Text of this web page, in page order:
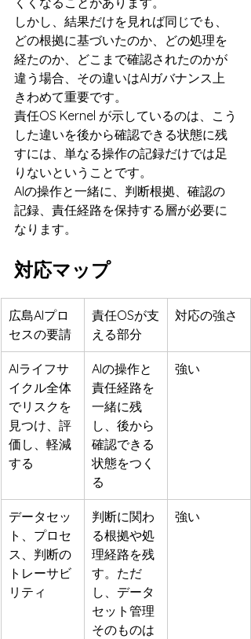
しかし、結果だけを見れば同じでも、
どの根拠に基づいたのか、どの処理を
経たのか、どこまで確認されたのかが
違う場合、その違いはAIガバナンス上
きわめて重要です。
責任OS Kernel が示しているのは、こう
した違いを後から確認できる状態に残
すには、単なる操作の記録だけでは足
りないということです。
AIの操作と一緒に、判断根拠、確認の
記録、責任経路を保持する層が必要に
なります。
対応マップ
広島AIプロ
セスの要請
責任OSが支
える部分
対応の強さ
AIライフサ
イクル全体
でリスクを
見つけ、評
価し、軽減
する
AIの操作と
責任経路を
一緒に残
し、後から
確認できる
状態をつく
る
強い
データセッ
ト、プロセ
ス、判断の
トレーサビ
リティ
判断に関わ
る根拠や処
理経路を残
す。ただ
し、データ
セット管理
そのものは
強い